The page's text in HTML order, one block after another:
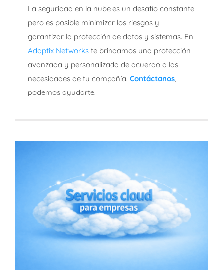
La seguridad en la nube es un desafío constante
pero es posible minimizar los riesgos y
garantizar la protección de datos y sistemas. En
Adaptix Networkste brindamos una protección
avanzada y personalizada de acuerdo a las
necesidades de tu compañía. Contáctanos,
podemos ayudarte.